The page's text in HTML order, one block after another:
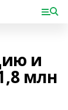
и
млн